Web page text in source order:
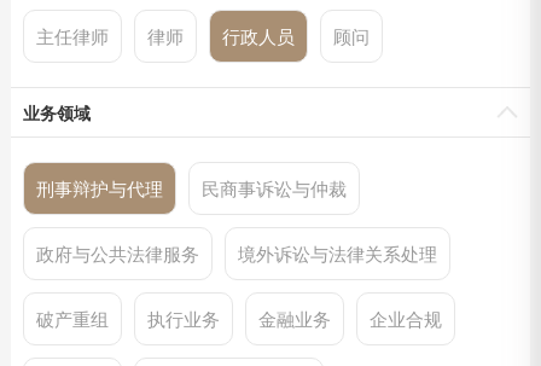
主任律师 律师 行政人员 顾问
业务领域
刑事辩护与代理 民商事诉讼与仲裁
政府与公共法律服务 境外诉讼与法律关系处理
破产重组 执行业务 金融业务 企业合规